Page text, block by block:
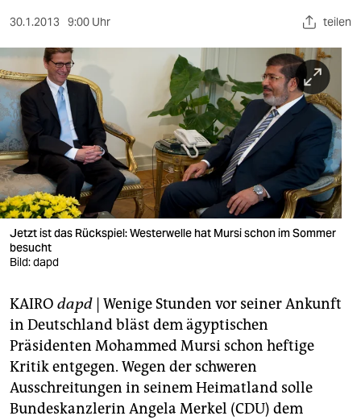
sport
berlin
nord
wahrheit
verlag
verlag
veranstaltungen
shop
fragen & hilfe
unterstützen
abo
genossenschaft
30.1.2013 9:00 Uhr teilen
Jetzt ist das Rückspiel: Westerwelle hat Mursi schon im Sommer
besucht
Bild: dapd
KAIRO dapd | Wenige Stunden vor seiner Ankunft
in Deutschland bläst dem ägyptischen
Präsidenten Mohammed Mursi schon heftige
Kritik entgegen. Wegen der schweren
Ausschreitungen in seinem Heimatland solle
Bundeskanzlerin Angela Merkel (CDU) dem